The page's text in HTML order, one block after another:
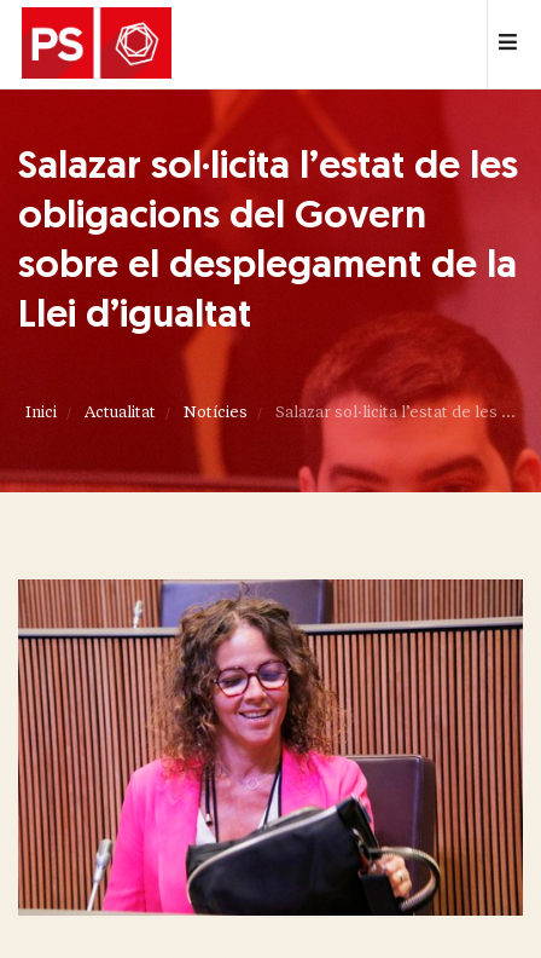
Salazar sol·licita l’estat de les
obligacions del Govern
sobre el desplegament de la
Llei d’igualtat
Inici Actualitat Notícies Salazar sol·licita l’estat de les ...